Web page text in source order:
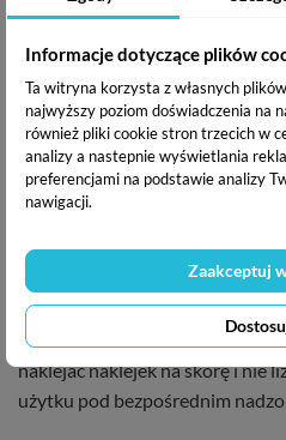
w Gdyni. Prowadzą blog
potencjałem i możliwościami.
Instagramie:
@mama_z_montessori.
Polecają:
Ma logo 'CE' ; Ryzyko
naklejać naklejek na skórę i nie
użytku pod bezpośrednim
Informacje dotyczące plików
Ta witryna korzysta z własnych
najwyższy poziom doświadczenia na
również pliki cookie stron trzecich w
analizy a nastepnie wyświetlania
preferencjami na podstawie analizy
nawigacji.
Zaakceptuj